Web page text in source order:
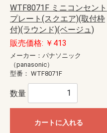
WTF8071F ミニコンセント
プレート(スクエア)(取付枠
付)(ラウンド)(ベージュ)
販売価格: ￥413
メーカー：パナソニック
（panasonic）
型番： WTF8071F
数量
カートに入れる